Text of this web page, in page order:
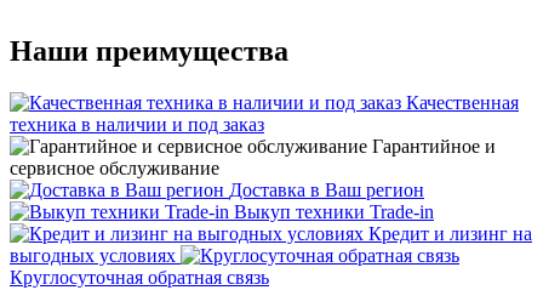
Наши преимущества
Качественная
техника в наличии и под заказ
Гарантийное и
сервисное обслуживание
Доставка в Ваш регион
Выкуп техники Trade-in
Кредит и лизинг на
выгодных условиях
Круглосуточная обратная связь